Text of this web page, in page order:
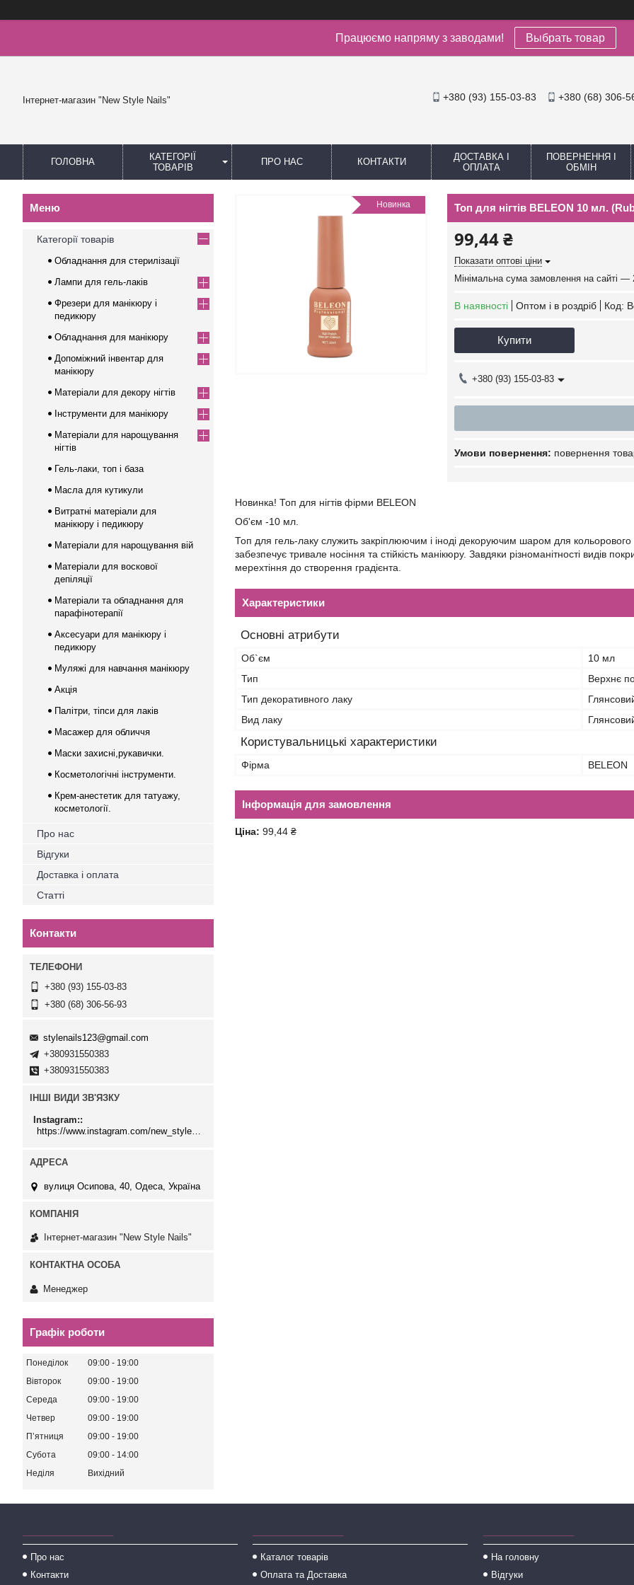
Працюємо напряму з заводами! Выбрать товар
Інтернет-магазин "New Style Nails" +380 (93) 155-03-83 +380 (68) 306-
ГОЛОВНА
КАТЕГОРІЇ
ТОВАРІВ
ПРО НАС КОНТАКТИ
ДОСТАВКА І
ОПЛАТА
ПОВЕРНЕННЯ І
ОБМІН
Новинка Топ для нігтів BELEON 10 мл.
99,44 ₴
Показати оптові ціни
Мінімальна сума замовлення на сайті —
В наявності Оптом і в роздріб Код:
Купити
+380 (93) 155-03-83
повернення
Новинка! Топ для нігтів фірми BELEON
Об'єм -10 мл.
Топ для гель-лаку служить закріплюючим і іноді декоруючим шаром для кольорового
забезпечує тривале носіння та стійкість манікюру. Завдяки різноманітності видів
мерехтіння до створення градієнта.
Характеристики
Основні атрибути
Об`єм
10 мл
Тип
Верхнє
Тип декоративного лаку
Вид лаку
Користувальницькі характеристики
Фірма BELEON
Інформація для замовлення
Ціна: 99,44 ₴
Категорії товарів
Обладнання для стерилізації
Лампи для гель-лаків
Фрезери для манікюру і
педикюру
Обладнання для манікюру
Допоміжний інвентар для
манікюру
Матеріали для декору нігтів
Інструменти для манікюру
Матеріали для нарощування
нігтів
Гель-лаки, топ і база
Масла для кутикули
Витратні матеріали для
манікюру і педикюру
Матеріали для нарощування вій
Матеріали для воскової
депіляції
Матеріали та обладнання для
парафінотерапії
Аксесуари для манікюру і
педикюру
Муляжі для навчання манікюру
Акція
Палітри, тіпси для лаків
Масажер для обличчя
Маски захисні,рукавички.
Косметологічні інструменти.
Крем-анестетик для татуажу,
косметології.
Про нас
Відгуки
Доставка і оплата
Статті
Контакти
+380 (93) 155-03-83
+380 (68) 306-56-93
stylenails123@gmail.com
+380931550383
+380931550383
ІНШІ ВИДИ ЗВ'ЯЗКУ
Instagram:
https://www.instagram.com/new_stylenails_/
вулиця Осипова, 40, Одеса, Україна
Інтернет-магазин "New Style Nails"
Менеджер
Графік роботи
Понеділок 09:00
19:00
Вівторок
09:00
19:00
Середа
09:00
19:00
Четвер
09:00
19:00
Пʼятниця
09:00
19:00
Субота
09:00
14:00
Неділя
Вихідний
Про нас
Контакти
Каталог товарів
Оплата та Доставка
На головну
Відгуки